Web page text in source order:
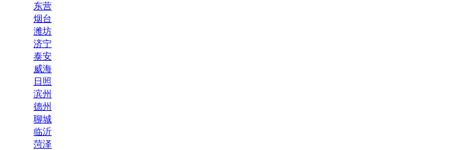
东营
烟台
潍坊
济宁
泰安
威海
日照
滨州
德州
聊城
临沂
菏泽